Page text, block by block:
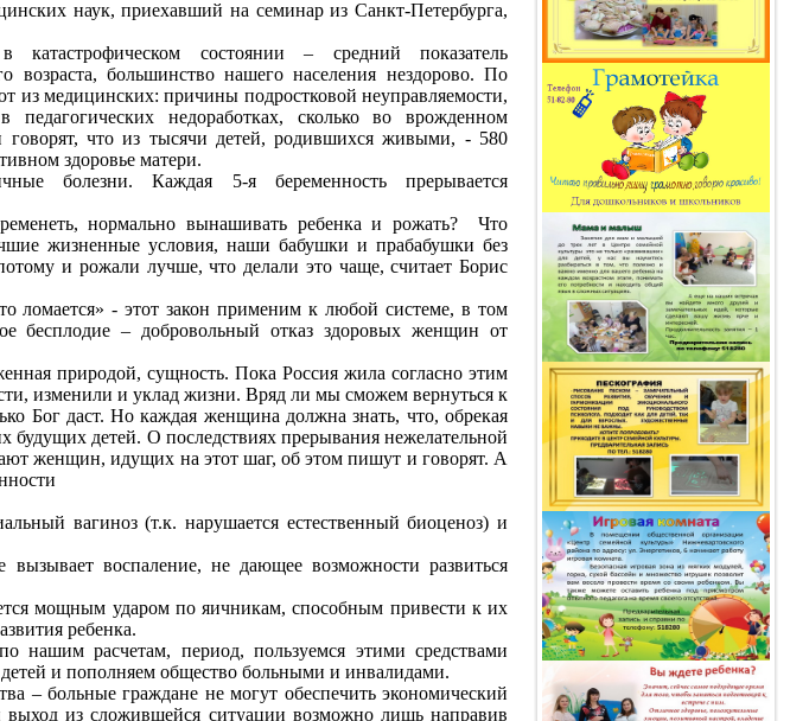
наук, приехавший на семинар из Санкт-Петербурга,
состоянии – средний показатель
возраста, большинство нашего населения нездорово. По
медицинских: причины подростковой неуправляемости,
педагогических недоработках, сколько во врожденном
говорят, что из тысячи детей, родившихся живыми, - 580
здоровье матери.
болезни. Каждая 5-я беременность прерывается
нормально вынашивать ребенка и рожать?
Что
жизненные условия, наши бабушки и прабабушки без
и рожали лучше, что делали это чаще, считает Борис
ломается» - этот закон применим к любой системе, в том
бесплодие – добровольный отказ здоровых женщин от
природой, сущность. Пока Россия жила согласно этим
изменили и уклад жизни. Вряд ли мы сможем вернуться к
Бог даст. Но каждая женщина должна знать, что, обрекая
будущих детей. О последствиях прерывания нежелательной
женщин, идущих на этот шаг, об этом пишут и говорят. А
вагиноз (т.к. нарушается естественный биоценоз) и
вызывает воспаление, не дающее возможности развиться
мощным ударом по яичникам, способным привести к их
ребенка.
нашим расчетам, период, пользуемся этими средствами
и пополняем общество больными и инвалидами.
– больные граждане не могут обеспечить экономический
выход из сложившейся ситуации возможно лишь направив